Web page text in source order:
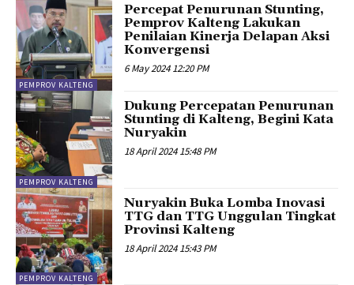
PEMPROV KALTENG
Percepat Penurunan Stunting,
Pemprov Kalteng Lakukan
Penilaian Kinerja Delapan Aksi
Konvergensi
6 May 2024 12:20 PM
PEMPROV KALTENG
Dukung Percepatan Penurunan
Stunting di Kalteng, Begini Kata
Nuryakin
18 April 2024 15:48 PM
PEMPROV KALTENG
Nuryakin Buka Lomba Inovasi
TTG dan TTG Unggulan Tingkat
Provinsi Kalteng
18 April 2024 15:43 PM